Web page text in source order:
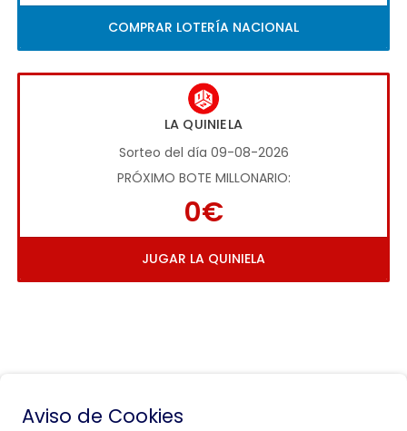
COMPRAR LOTERÍA NACIONAL
LA QUINIELA
Sorteo del día 09-08-2026
PRÓXIMO BOTE MILLONARIO:
0€
JUGAR LA QUINIELA
Aviso de Cookies